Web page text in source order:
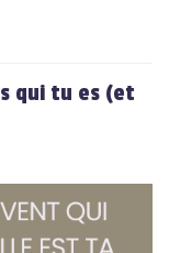
qui tu es (et